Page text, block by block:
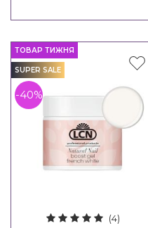
ТОВАР ТИЖНЯ
SUPER SALE
-40%
(4)